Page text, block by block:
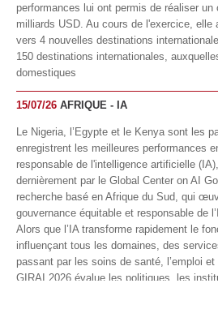
performances lui ont permis de réaliser un
milliards USD. Au cours de l'exercice, elle
vers 4 nouvelles destinations
150 destinations internationales,
domestiques
15/07/26 AFRIQUE - IA
Le Nigeria, l’Egypte et le Kenya sont les
enregistrent les meilleures performances
responsable de l'intelligence artificielle
dernièrement par le Global Center on AI
recherche basé en Afrique du Sud, qui
gouvernance équitable et responsable de
Alors que l’IA transforme rapidement le
influençant tous les domaines, des
passant par les soins de santé, l’emploi et
GIRAI 2026 évalue les politiques, les
conditions générales de gouvernance qui